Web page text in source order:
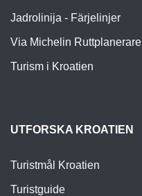
Jadrolinija - Färjelinjer
Via Michelin Ruttplanerare
Turism i Kroatien
UTFORSKA KROATIEN
Turistmål Kroatien
Turistguide